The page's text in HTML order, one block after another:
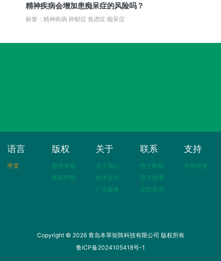
精神疾病会增加患痴呆症的风险吗？
标签：精神疾病 抑郁症 焦虑症 痴呆症
语言
中文
版权
数据来源
版权声明
关于
关于我们
技术合作
广告服务
联系
电子邮箱
官方微博
在线咨询
支持
友情链接
Copyright © 2026 青岛本草矩阵科技有限公司 版权所有
鲁ICP备2024105418号-1